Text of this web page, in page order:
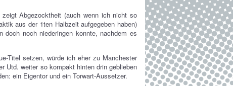
Abgezocktheit (auch wenn ich nicht so
aus der 1ten Halbzeit aufgegeben haben)
noch niederingen konnte, nachdem es
Titel setzen, würde ich eher zu Manchester
Utd. weiter so kompakt hinten drin geblieben
ein Eigentor und ein Torwart-Aussetzer.